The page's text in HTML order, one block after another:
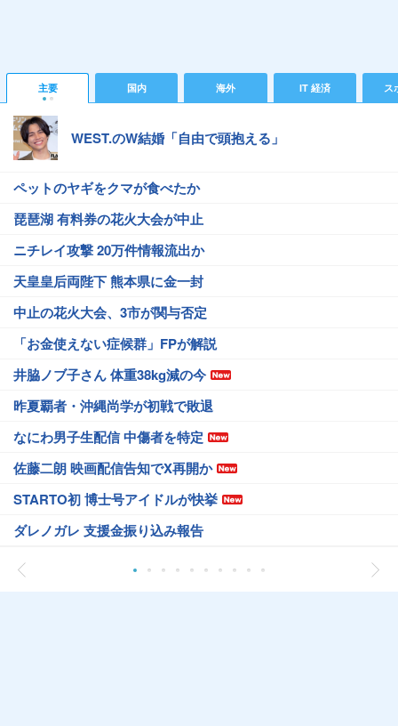
主要 国内 海外 IT 経済 ス
WEST.のW結婚「自由で頭抱える」
ペットのヤギをクマが食べたか
琵琶湖 有料券の花火大会が中止
ニチレイ攻撃 20万件情報流出か
天皇皇后両陛下 熊本県に金一封
中止の花火大会、3市が関与否定
「お金使えない症候群」FPが解説
井脇ノブ子さん 体重38kg減の今
昨夏覇者・沖縄尚学が初戦で敗退
なにわ男子生配信 中傷者を特定
佐藤二朗 映画配信告知でX再開か
STARTO初 博士号アイドルが快挙
ダレノガレ 支援金振り込み報告